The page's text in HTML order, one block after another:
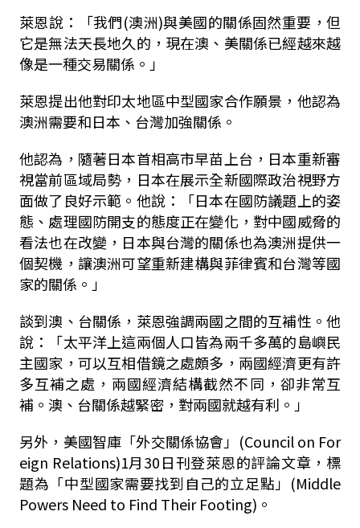
萊恩說：「我們(澳洲)與美國的關係固然重要，但
它是無法天長地久的，現在澳、美關係已經越來越
像是一種交易關係。」
萊恩提出他對印太地區中型國家合作願景，他認為
澳洲需要和日本、台灣加強關係。
他認為，隨著日本首相高市早苗上台，日本重新審
視當前區域局勢，日本在展示全新國際政治視野方
面做了良好示範。他說：「日本在國防議題上的姿
態、處理國防開支的態度正在變化，對中國威脅的
看法也在改變，日本與台灣的關係也為澳洲提供一
個契機，讓澳洲可望重新建構與菲律賓和台灣等國
家的關係。」
談到澳、台關係，萊恩強調兩國之間的互補性。他
說：「太平洋上這兩個人口皆為兩千多萬的島嶼民
主國家，可以互相借鏡之處頗多，兩國經濟更有許
多互補之處，兩國經濟結構截然不同，卻非常互
補。澳、台關係越緊密，對兩國就越有利。」
另外，美國智庫「外交關係協會」(Council on For
eign Relations)1月30日刊登萊恩的評論文章，標
題為「中型國家需要找到自己的立足點」(Middle
Powers Need to Find Their Footing)。